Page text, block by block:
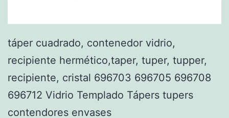
táper cuadrado, contenedor vidrio,
recipiente hermético,taper, tuper, tupper,
recipiente, cristal 696703 696705 696708
696712 Vidrio Templado Tápers tupers
contendores envases